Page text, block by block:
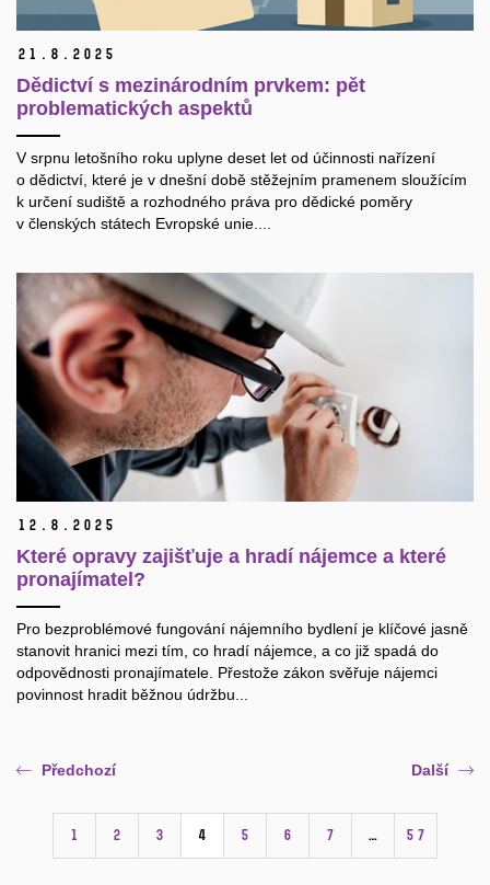
21. 8. 2025
Dědictví s mezinárodním prvkem: pět
problematických aspektů
V srpnu letošního roku uplyne deset let od účinnosti nařízení
o dědictví, které je v dnešní době stěžejním pramenem sloužícím
k určení sudiště a rozhodného práva pro dědické poměry
v členských státech Evropské unie....
12. 8. 2025
Které opravy zajišťuje a hradí nájemce a které
pronajímatel?
Pro bezproblémové fungování nájemního bydlení je klíčové jasně
stanovit hranici mezi tím, co hradí nájemce, a co již spadá do
odpovědnosti pronajímatele. Přestože zákon svěřuje nájemci
povinnost hradit běžnou údržbu...
Předchozí
1 2 3 4 5 6 7 … 57
Další